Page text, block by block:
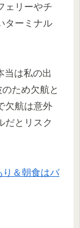
ェリーやチ
ターミナル
当は私の出
ため欠航と
欠航は意外
だとリスク
り＆朝食はバ